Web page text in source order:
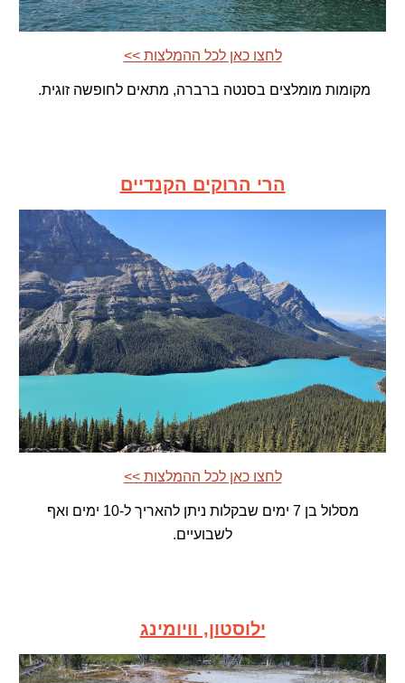
<< לחצו כאן לכל ההמלצות
מקומות מומלצים בסנטה ברברה, מתאים לחופשה זוגית.
הרי הרוקים הקנדיים
<< לחצו כאן לכל ההמלצות
מסלול בן 7 ימים שבקלות ניתן להאריך ל-10 ימים ואף
לשבועיים.
ילוסטון, וויומינג